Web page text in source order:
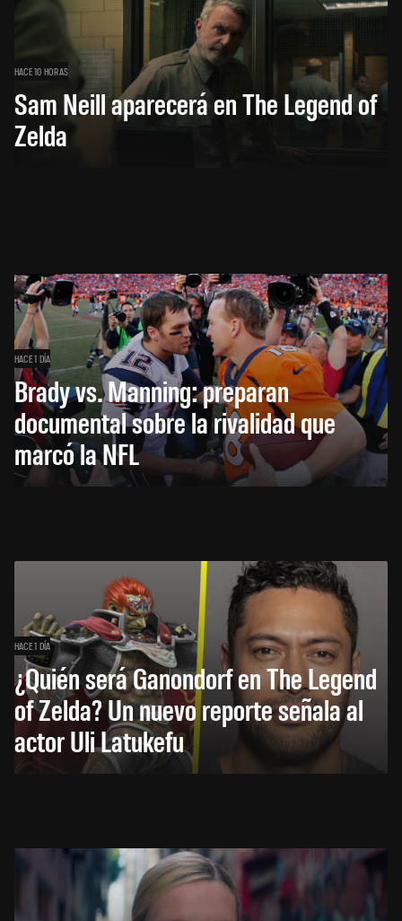
HACE 10 HORAS
Sam Neill aparecerá en The Legend of
Zelda
HACE 1 DÍA
Brady vs. Manning: preparan
documental sobre la rivalidad que
marcó la NFL
HACE 1 DÍA
¿Quién será Ganondorf en The Legend
of Zelda? Un nuevo reporte señala al
actor Uli Latukefu